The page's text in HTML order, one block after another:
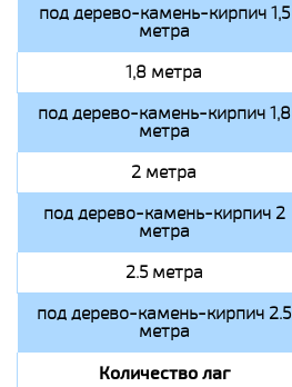
под дерево-камень-кирпич 1,5
метра
1,8 метра
под дерево-камень-кирпич 1,8
метра
2 метра
под дерево-камень-кирпич 2
метра
2.5 метра
под дерево-камень-кирпич 2.5
метра
Количество лаг